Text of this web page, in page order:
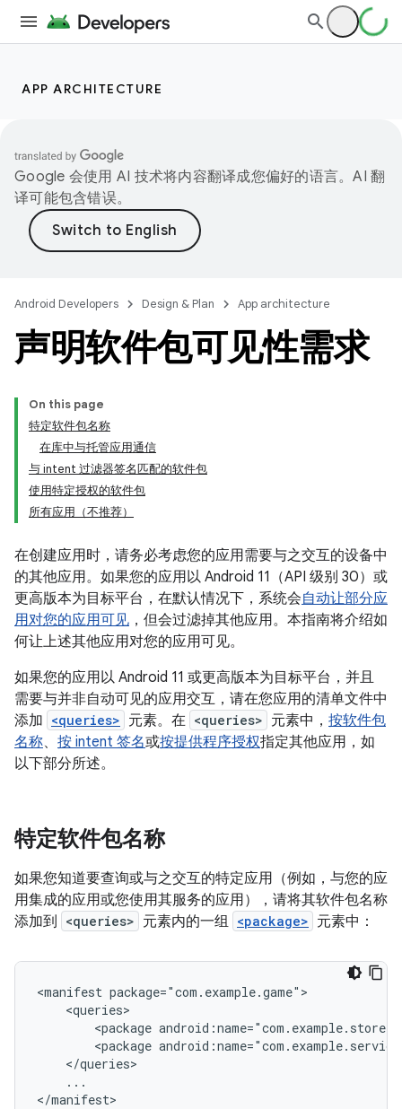
APP ARCHITECTURE
Google 会使用 AI 技术将内容翻译成您偏好的语言。AI 翻
译可能包含错误。
Android Developers Design & Plan App architecture
声明软件包可见性需求
On this page
特定软件包名称
在库中与托管应用通信
与 intent 过滤器签名匹配的软件包
使用特定授权的软件包
所有应用（不推荐）
在创建应用时，请务必考虑您的应用需要与之交互的设备中
的其他应用。如果您的应用以 Android 11（API 级别 30）或
更高版本为目标平台，在默认情况下，系统会自动让部分应
用对您的应用可见 ，但会过滤掉其他应用。本指南将介绍如
何让上述其他应用对您的应用可见。
如果您的应用以 Android 11 或更高版本为目标平台，并且
需要与并非自动可见的应用交互，请在您应用的清单文件中
添加 <queries> 元素。在 <queries> 元素中， 按软件包
名称、 按 intent 签名或按提供程序授权指定其他应用，如
以下部分所述。
特定软件包名称
如果您知道要查询或与之交互的特定应用（例如，与您的应
用集成的应用或您使用其服务的应用），请将其软件包名称
添加到
<queries> 元素内的一组 <package> 元素中：
<manifest
<package android:name="com.example.store"
<package
...
</manifest>